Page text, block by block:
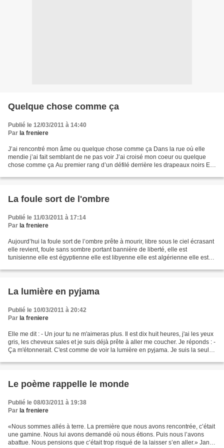
Quelque chose comme ça
Publié le 12/03/2011 à 14:40
Par la freniere
J’ai rencontré mon âme ou quelque chose comme ça Dans la rue où elle
mendie j’ai fait semblant de ne pas voir J’ai croisé mon coeur ou quelque
chose comme ça Au premier rang d’un défilé derrière les drapeaux noirs Et
La foule sort de l'ombre
Publié le 11/03/2011 à 17:14
Par la freniere
Aujourd’hui la foule sort de l’ombre prête à mourir, libre sous le ciel écrasant
elle revient, foule sans sombre portant bannière de liberté, elle est
tunisienne elle est égyptienne elle est libyenne elle est algérienne elle est
La lumière en pyjama
Publié le 10/03/2011 à 20:42
Par la freniere
Elle me dit : - Un jour tu ne m'aimeras plus. Il est dix huit heures, j'ai les yeux
gris, les cheveux sales et je suis déjà prête à aller me coucher. Je réponds : -
Ça m'étonnerait. C'est comme de voir la lumière en pyjama. Je suis la seule
Le poème rappelle le monde
Publié le 08/03/2011 à 19:38
Par la freniere
«Nous sommes allés à terre. La première que nous avons rencontrée, c’était
une gamine. Nous lui avons demandé où nous étions. Puis nous l’avons
abattue. Nous pensions que c’était trop risqué de la laisser s’en aller.» Jan